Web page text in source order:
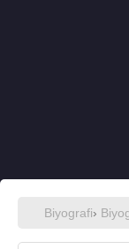
Biyografi›